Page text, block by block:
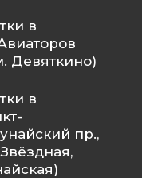
в
Девяткино)
в
пр.,